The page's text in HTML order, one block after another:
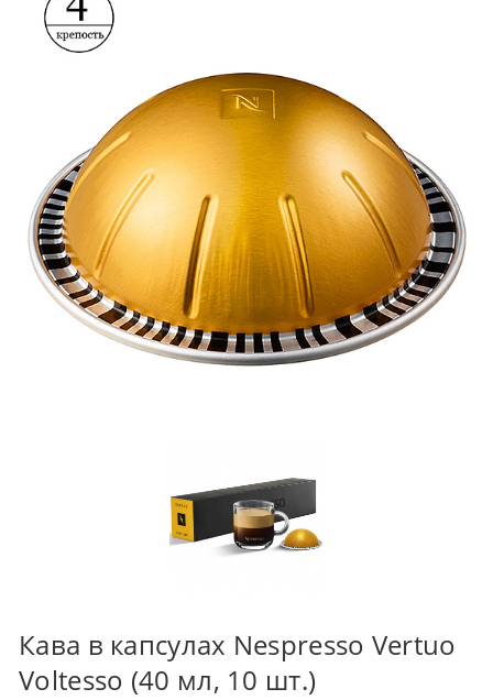
Кава в капсулах Nespresso Vertuo
Voltesso (40 мл, 10 шт.)